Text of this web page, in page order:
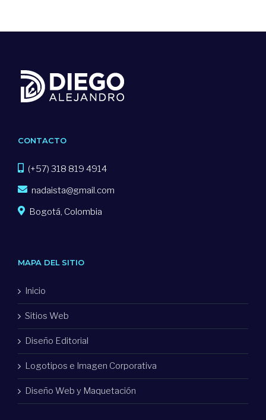
CONTACTO
(+57) 318 819 4914
nadaista@gmail.com
Bogotá, Colombia
MAPA DEL SITIO
Inicio
Sitios Web
Diseño Editorial
Logotipos e Imagen Corporativa
Diseño Web y Maquetación